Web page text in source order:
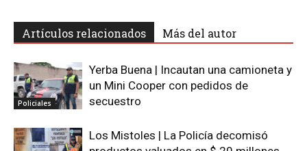
Artículos relacionados Más del autor
Policiales
Yerba Buena | Incautan una camioneta y
un Mini Cooper con pedidos de
secuestro
Los Mistoles | La Policía decomisó